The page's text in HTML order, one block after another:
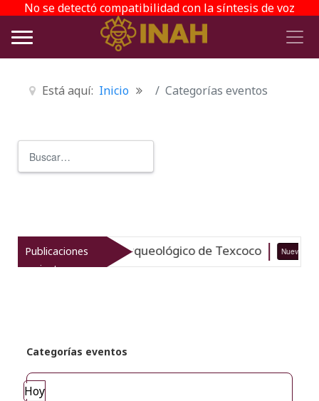
No se detectó compatibilidad con la síntesis de voz
Está aquí: Inicio Categorías eventos
Publicaciones
recientes
el patrimonio arqueológico de Texcoco Nuevo
Categorías eventos
Hoy